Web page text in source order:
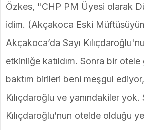
Özkes, "CHP PM Üyesi olarak
idim. (Akçakoca Eski
Akçakoca’da Sayı
etkinliğe katıldım. Sonra bir
baktım birileri beni meşgul
Kılıçdaroğlu ve yanındakiler yok.
Kılıçdaroğlu’nun otelde olduğu